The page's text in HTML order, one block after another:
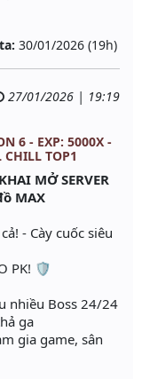
30/01/2026 (19h)
27/01/2026 | 19:19
6 - EXP: 5000X -
CHILL TOP1
MỞ SERVER
MAX
- Cày cuốc siêu
PK! 🛡️
nhiều Boss 24/24
ga
gia game, sân